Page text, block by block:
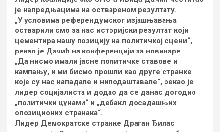
је напредњацима на оствареном резултату.
„У условима референдумског изјашњавања
остварили смо за нас историјски резултат који
цементира нашу позицију на политичкој сцени“,
рекао је Дачић на конференцији за новинаре.
„Да нисмо имали јасне политичке ставове и
кампању, и ми бисмо прошли као друге странке
које су нас нападале и ниподаштавале“, рекао је
лидер социјалиста и додао да се данас догодио
„политички цунами“ и „дебакл досадашњих
опозиционих странака“.
Лидер Демократске странке Драган Ђилас